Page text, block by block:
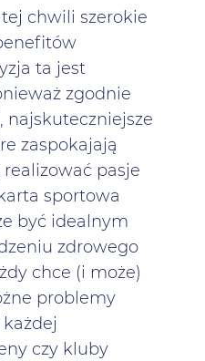
chwili szerokie
ta jest
zgodnie
najskuteczniejsze
zaspokajają
pasje
sportowa
być idealnym
zdrowego
chce (i może)
problemy
czy kluby